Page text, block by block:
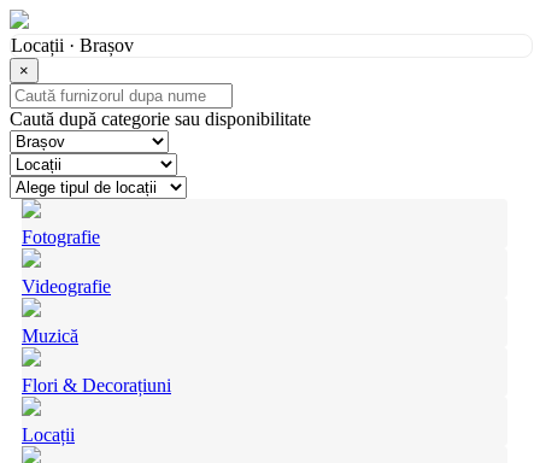
Locații · Brașov
×
Caută după categorie sau disponibilitate
Fotografie
Videografie
Muzică
Flori & Decorațiuni
Locații